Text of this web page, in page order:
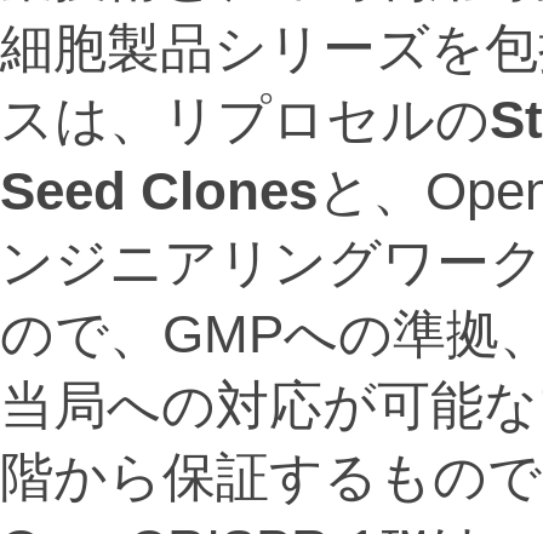
細胞製品シリーズを
スは、リプロセルの
Seed Clonesと、
ンジニアリングワー
ので、GMPへの準拠
当局への対応が可能
階から保証するもの